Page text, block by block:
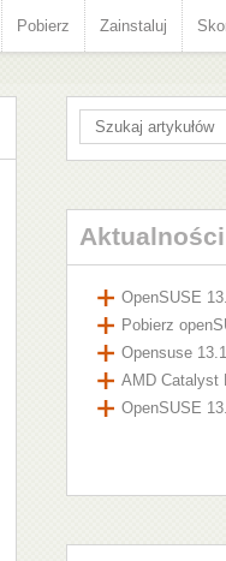
Pobierz Zainstaluj
Aktualności
OpenSUSE
Pobierz
Opensuse
AMD Catalyst
OpenSUSE